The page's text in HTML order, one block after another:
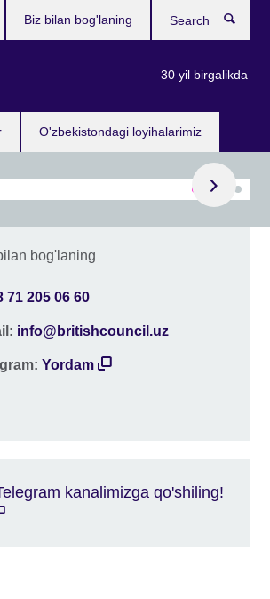
O'zbekistondagi loyihalarimiz
30 yil birgalikda
Biz bilan bog'laning
IELTSdan
imtihonini biz bilan topshiring!
bog'laning
71 205 06 60
info@britishcouncil.uz
Yordam
kanalimizga qo'shiling!